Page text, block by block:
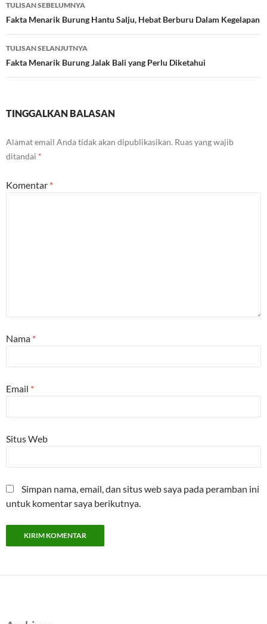
Tulisan
TULISAN SEBELUMNYA
Fakta Menarik Burung Hantu Salju, Hebat Berburu Dalam Kegelapan
TULISAN SELANJUTNYA
Fakta Menarik Burung Jalak Bali yang Perlu Diketahui
TINGGALKAN BALASAN
Alamat email Anda tidak akan dipublikasikan. Ruas yang wajib
ditandai *
Komentar *
Nama *
Email *
Situs Web
Simpan nama, email, dan situs web saya pada peramban ini
untuk komentar saya berikutnya.